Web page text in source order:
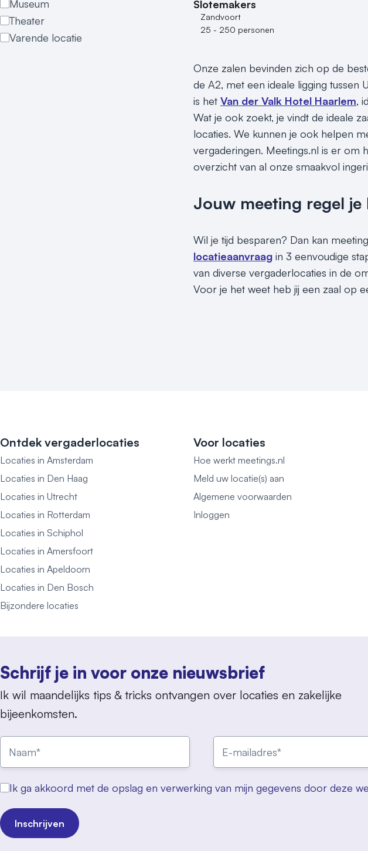
Museum
Theater
Varende locatie
Slotemakers
Zandvoort
25 - 250 personen
Onze zalen bevinden zich op de
de A2, met een ideale ligging
is het Van der Valk Hotel Haarlem,
Wat je ook zoekt, je vindt de ideale
locaties. We kunnen je ook helpen
vergaderingen. Meetings.nl is er om
overzicht van al onze smaakvol
Jouw meeting regel je
Wil je tijd besparen? Dan kan
locatieaanvraag in 3 eenvoudige
van diverse vergaderlocaties in de
Voor je het weet heb jij een zaal op
Ontdek vergaderlocaties
Locaties in Amsterdam
Locaties in Den Haag
Locaties in Utrecht
Locaties in Rotterdam
Locaties in Schiphol
Locaties in Amersfoort
Locaties in Apeldoorn
Locaties in Den Bosch
Bijzondere locaties
Voor locaties
Hoe werkt meetings.nl
Meld uw locatie(s) aan
Algemene voorwaarden
Inloggen
Schrijf je in voor onze nieuwsbrief
Ik wil maandelijks tips & tricks ontvangen over locaties en zakelijke
bijeenkomsten.
Ik ga akkoord met de opslag en verwerking van mijn gegevens door deze
Inschrijven